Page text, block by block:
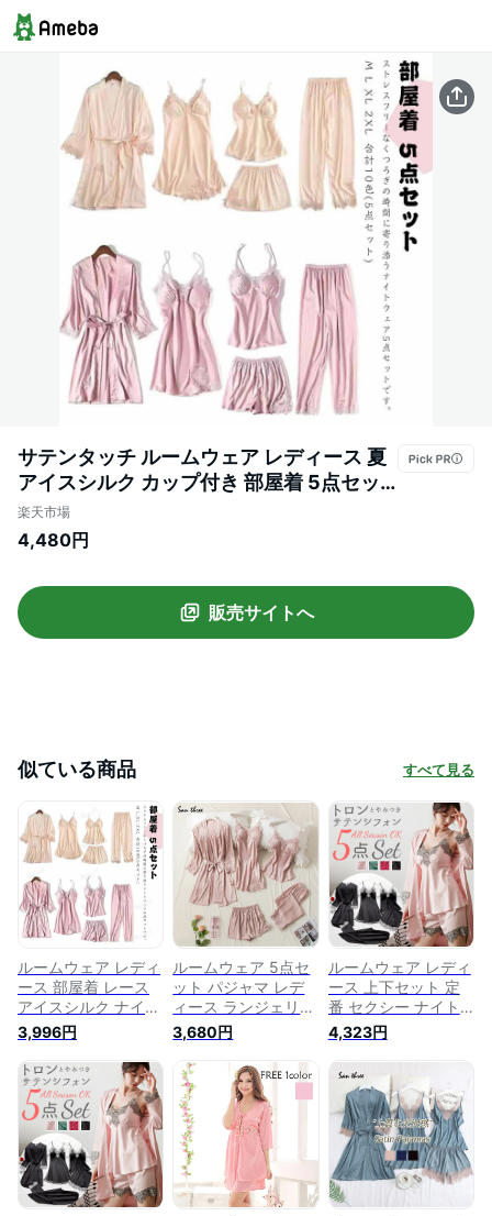
サテンタッチ ルームウェア レディース 夏
アイスシルク カップ付き 部屋着 5点セッ
ト パジャマ キャミソール ナイトガウン シ
ョートパンツ ロングパンツ ワンピース ラ
ネック 上下セット セクシー かわいい
楽天市場
4,480円
販売サイトへ
似ている商品 すべて見る
ルームウェア レディ
ース 部屋着 レース
アイスシルク ナイト
ガウン ロングパンツ
5点セット パジャマ
キャミソール ワンピ
ース ショートパンツ
サテンタッチ カップ
付き ランジェリー 5
点セット ナイトウェ
ア セット Vネック 上
下セット 夏
3,996円
ルームウェア 5点セ
ット パジャマ レデ
ィース ランジェリー
サテン ナイトウェア
パッド付き キャミソ
ール ショートパンツ
上下セット パンツ
ワンピース ガウンセ
ット レース セクシ
ー ナイトガウン ロ
ングガウン 可愛い
部屋着 San three
3,680円
ルームウェア レディ
ース 上下セット 定
番 セクシー ナイト
ウェア 春 冬 夏 秋 可
愛い ショートパンツ
セット かわいい ル
ームウエア キャミソ
ール カップ付き レ
ース ネグリジェ 部
屋着 セットアップ 5
点セット パジャマ
寝巻き おしゃれ パ
ンツ ナイトガウン
4,323円